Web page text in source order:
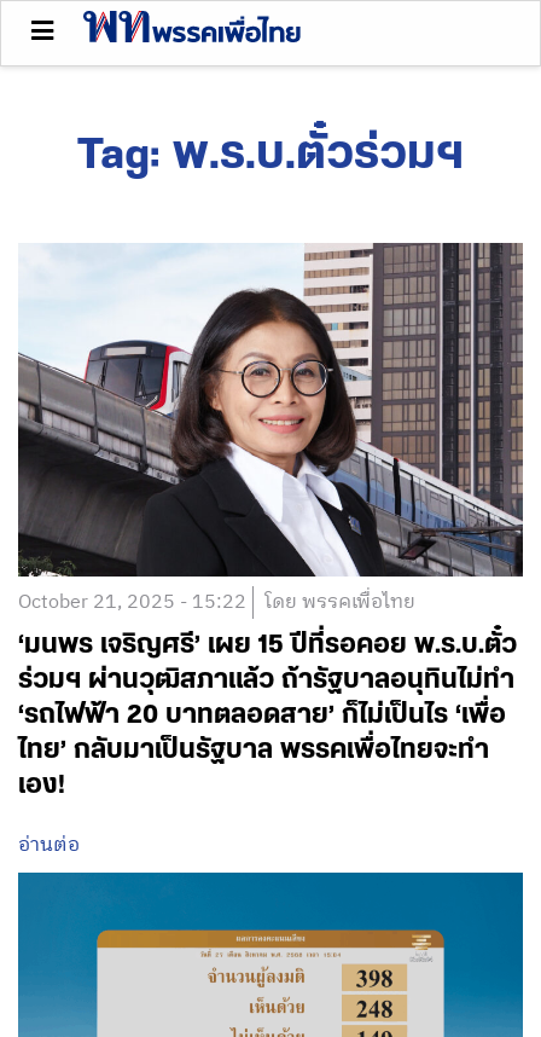
Tag: พ.ร.บ.ตั๋วร่วมฯ
October 21, 2025 - 15:22 โดย พรรคเพื่อไทย
‘มนพร เจริญศรี’ เผย 15 ปีที่รอคอย พ.ร.บ.ตั๋ว
ร่วมฯ ผ่านวุฒิสภาแล้ว ถ้ารัฐบาลอนุทินไม่ทำ
‘รถไฟฟ้า 20 บาทตลอดสาย’ ก็ไม่เป็นไร ‘เพื่อ
ไทย’ กลับมาเป็นรัฐบาล พรรคเพื่อไทยจะทำ
เอง!
อ่านต่อ